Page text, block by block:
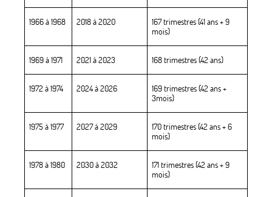
1966 à 1968 2018 à 2020
167 trimestres (41 ans + 9
mois)
1969 à 1971 2021 à 2023 168 trimestres (42 ans)
1972 à 1974 2024 à 2026
169 trimestres (42 ans +
3mois)
1975 à 1977 2027 à 2029
170 trimestres (42 ans + 6
mois)
1978 à 1980 2030 à 2032
171 trimestres (42 ans + 9
mois)